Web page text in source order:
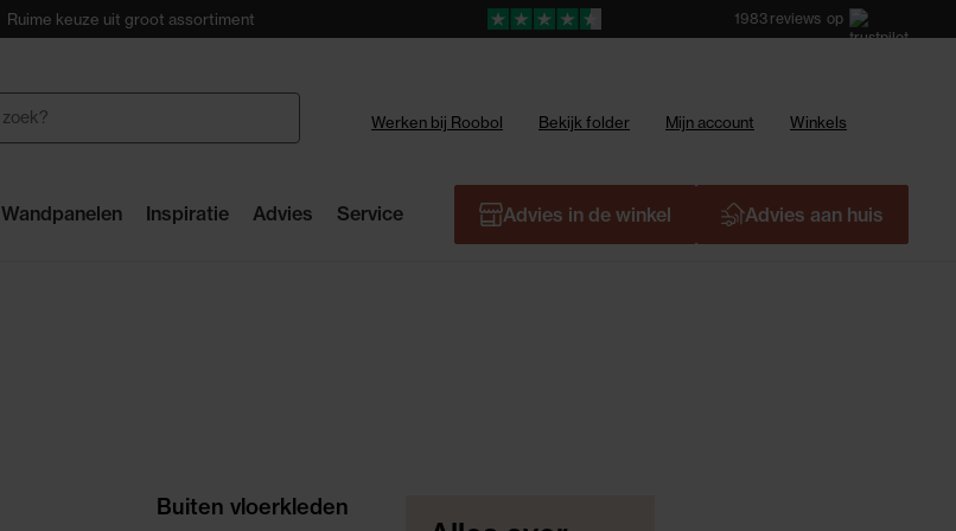
Ruime keuze uit groot assortiment 1983 reviews op
Werken bij Roobol Bekijk folder Mijn account Winkels
Wandpanelen Inspiratie Advies Service Advies aan huis
Advies in de winkel
Buiten vloerkleden